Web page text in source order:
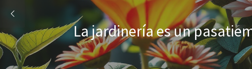
Al cultivar plantas en el